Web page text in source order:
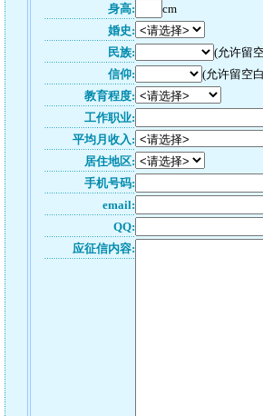
身高:
cm
婚史:
民族:
(允许留
信仰:
(允许留空
教育程度:
工作职业:
平均月收入:
居住地区:
手机号码:
email:
QQ:
应征信内容: